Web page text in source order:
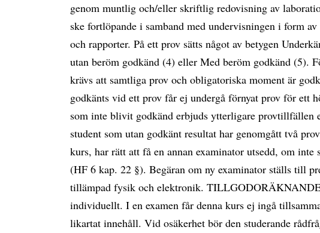
genom muntlig och/eller skriftlig redovisning av
ske fortlöpande i samband med undervisningen i form
och rapporter. På ett prov sätts något av betygen
utan beröm godkänd (4) eller Med beröm godkänd (5).
krävs att samtliga prov och obligatoriska moment är
godkänts vid ett prov får ej undergå förnyat prov för ett
som inte blivit godkänd erbjuds ytterligare provtillfällen
student som utan godkänt resultat har genomgått två
kurs, har rätt att få en annan examinator utsedd, om inte
(HF 6 kap. 22 §). Begäran om ny examinator ställs till
tillämpad fysik och elektronik.
individuellt. I en examen får denna kurs ej ingå
likartat innehåll. Vid osäkerhet bör den studerande